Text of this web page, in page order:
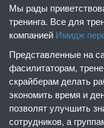
Мы рады
тренинга. Все для
компанией Имидж
Представленные на
фасилитаторам,
скрайберам делать
экономить время и
позволят улучшить
сотрудников, а